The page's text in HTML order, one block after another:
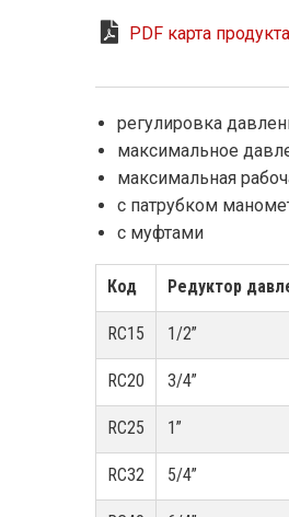
PDF карта продукта
регулировка
максимальное
максимальная
с патрубком
с муфтами
Код Редуктор
RC15 1/2”
RC20 3/4”
RC25 1”
RC32 5/4”